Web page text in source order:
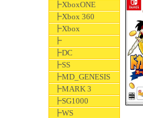
┣XboxONE
┣Xbox 360
┣Xbox
┣
┣DC
┣SS
┣MD_GENESIS
┣MARK 3
┣SG1000
┣WS